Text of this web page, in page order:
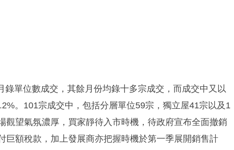
單位數成交，其餘月份均錄十多宗成交，而成交中又以
。101宗成交中，包括分層單位59宗，獨立屋41宗以及1
觀望氣氛濃厚，買家靜待入市時機，待政府宣布全面撤銷
巨額稅款，加上發展商亦把握時機於第一季展開銷售計